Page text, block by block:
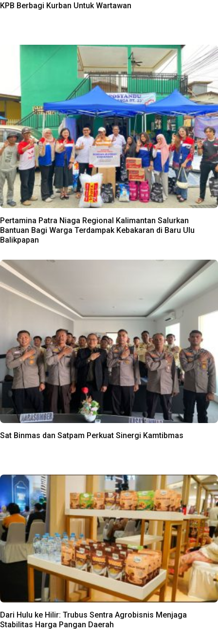
KPB Berbagi Kurban Untuk Wartawan
Pertamina Patra Niaga Regional Kalimantan Salurkan
Bantuan Bagi Warga Terdampak Kebakaran di Baru Ulu
Balikpapan
Sat Binmas dan Satpam Perkuat Sinergi Kamtibmas
Dari Hulu ke Hilir: Trubus Sentra Agrobisnis Menjaga
Stabilitas Harga Pangan Daerah